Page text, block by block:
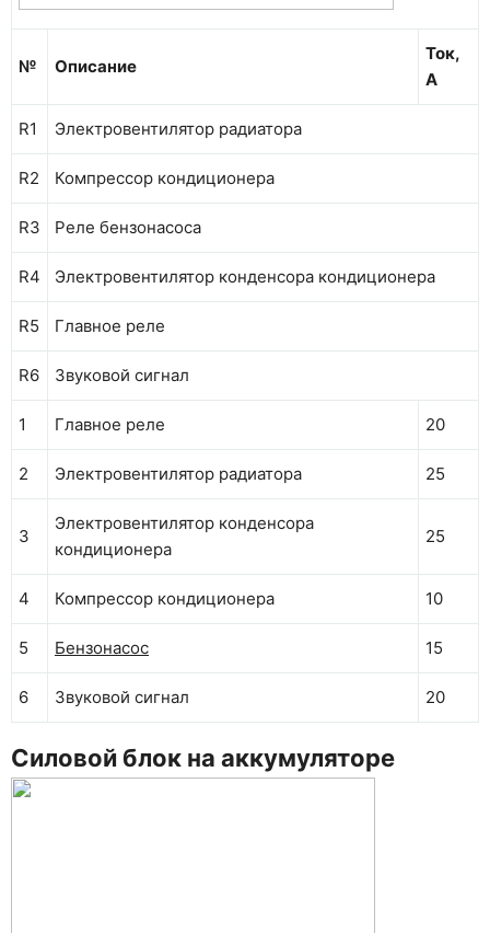
№ Описание
Ток,
А
R1 Электровентилятор радиатора
R2 Компрессор кондиционера
R3 Реле бензонасоса
R4 Электровентилятор конденсора кондиционера
R5 Главное реле
R6 Звуковой сигнал
1 Главное реле 20
2 Электровентилятор радиатора 25
3
Электровентилятор конденсора
кондиционера
25
4 Компрессор кондиционера 10
5 Бензонасос 15
6 Звуковой сигнал 20
Силовой блок на аккумуляторе